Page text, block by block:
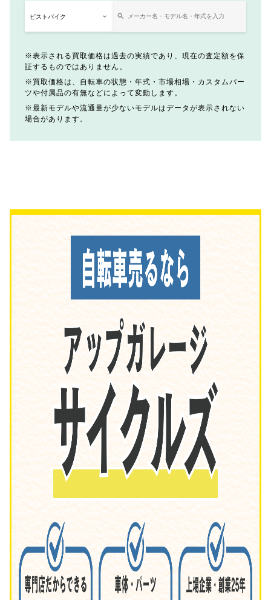
表示される買取価格は過去の実績であり、現在の査定額を保
証するものではありません。
買取価格は、自転車の状態・年式・市場相場・カスタムパー
ツや付属品の有無などによって変動します。
最新モデルや流通量が少ないモデルはデータが表示されない
場合があります。